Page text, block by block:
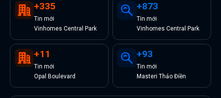
+335
Tin mới
Vinhomes Central Park
+873
Tin mới
Vinhomes Central Park
+11
Tin mới
Opal Boulevard
+93
Tin mới
Masteri Thảo Điền